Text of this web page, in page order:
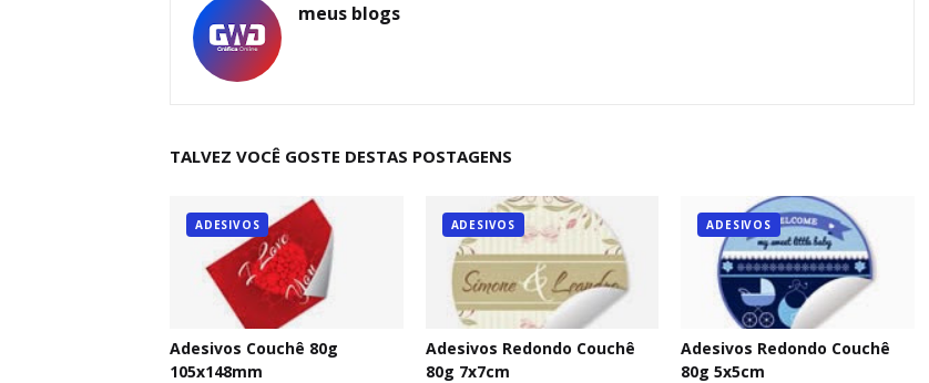
meus blogs
TALVEZ VOCÊ GOSTE DESTAS POSTAGENS
ADESIVOS
Adesivos Couchê 80g
105x148mm
ADESIVOS
Adesivos Redondo Couchê
80g 7x7cm
ADESIVOS
Adesivos Redondo Couchê
80g 5x5cm